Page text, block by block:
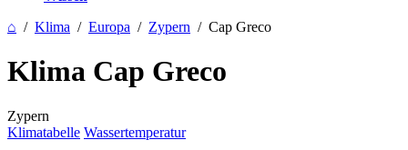
⌂ / Klima / Europa / Zypern / Cap Greco
Klima Cap Greco
Zypern
Klimatabelle Wassertemperatur